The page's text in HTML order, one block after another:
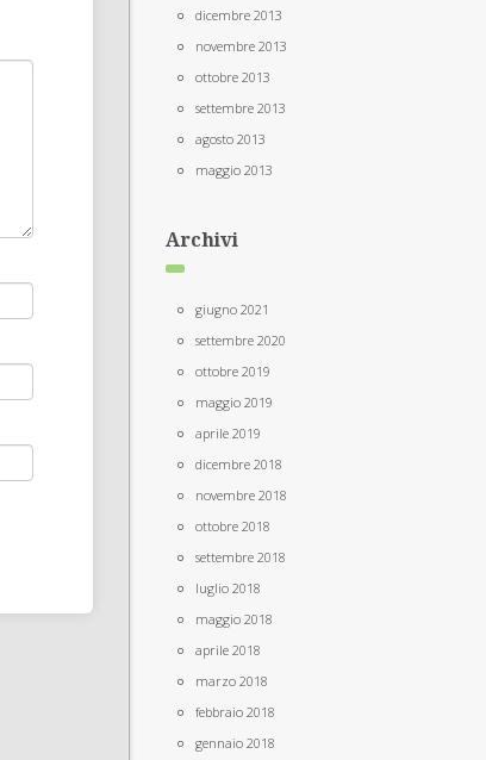
dicembre 2013
novembre 2013
ottobre 2013
settembre 2013
agosto 2013
maggio 2013
Archivi
giugno 2021
settembre 2020
ottobre 2019
maggio 2019
aprile 2019
dicembre 2018
novembre 2018
ottobre 2018
settembre 2018
luglio 2018
maggio 2018
aprile 2018
marzo 2018
febbraio 2018
gennaio 2018